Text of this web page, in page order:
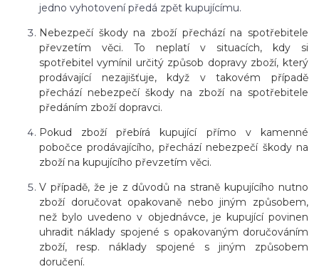
jedno vyhotovení předá zpět kupujícímu.
Nebezpečí škody na zboží přechází na spotřebitele
převzetím věci. To neplatí v situacích, kdy si
spotřebitel vymínil určitý způsob dopravy zboží, který
prodávající nezajišťuje, když v takovém případě
přechází nebezpečí škody na zboží na spotřebitele
předáním zboží dopravci.
Pokud zboží přebírá kupující přímo v kamenné
pobočce prodávajícího, přechází nebezpečí škody na
zboží na kupujícího převzetím věci.
V případě, že je z důvodů na straně kupujícího nutno
zboží doručovat opakovaně nebo jiným způsobem,
než bylo uvedeno v objednávce, je kupující povinen
uhradit náklady spojené s opakovaným doručováním
zboží, resp. náklady spojené s jiným způsobem
doručení.